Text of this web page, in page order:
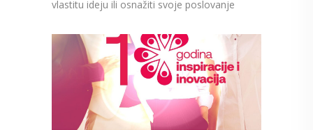
vlastitu ideju ili osnažiti svoje poslovanje